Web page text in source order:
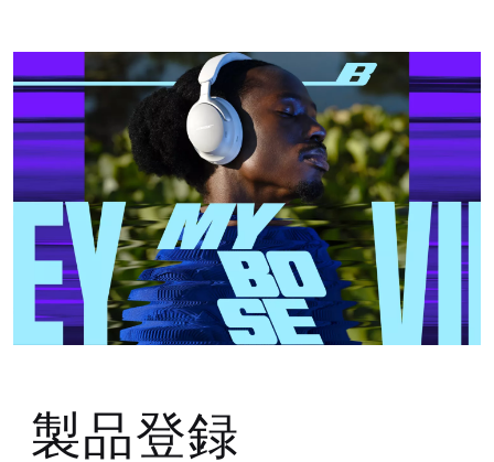
製品登録